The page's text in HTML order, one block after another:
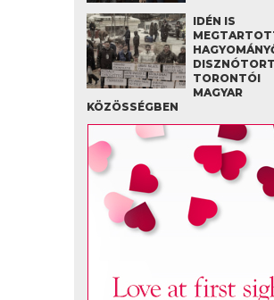
IDÉN IS
TORONTÓI
MAGYAR
KÖZÖSSÉGBEN